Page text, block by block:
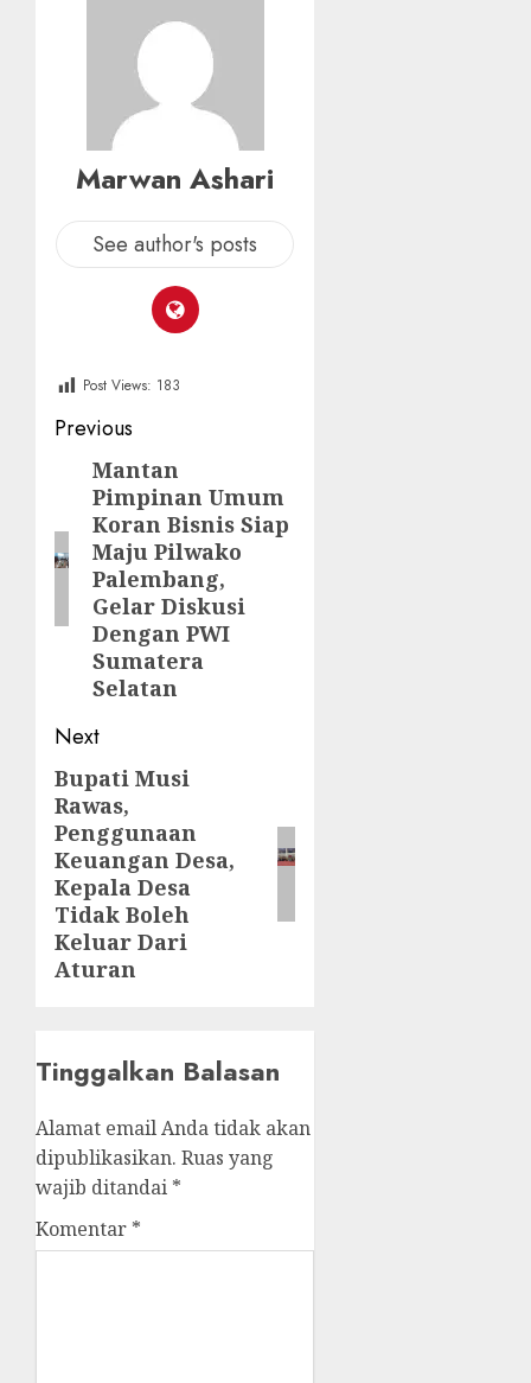
Marwan Ashari
See author's posts
Post Views: 183
Post
navigation
Previous
Previous
post:
Mantan
Pimpinan Umum
Koran Bisnis Siap
Maju Pilwako
Palembang,
Gelar Diskusi
Dengan PWI
Sumatera
Selatan
Next
Next
post:
Bupati Musi
Rawas,
Penggunaan
Keuangan Desa,
Kepala Desa
Tidak Boleh
Keluar Dari
Aturan
Tinggalkan Balasan
Alamat email Anda tidak akan
dipublikasikan. Ruas yang
wajib ditandai *
Komentar *